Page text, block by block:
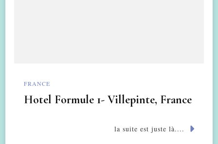
FRANCE
Hotel Formule 1- Villepinte, France
la suite est juste là....